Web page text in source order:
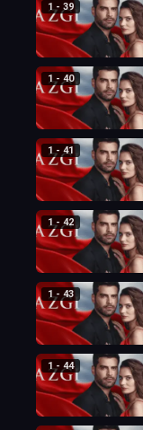
1 - 39
1 - 40
1 - 41
1 - 42
1 - 43
1 - 44